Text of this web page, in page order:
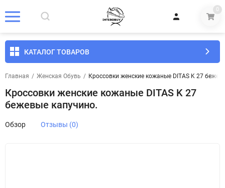
0
КАТАЛОГ ТОВАРОВ
Главная / Женская Обувь / Кроссовки женские кожаные DITAS K 27
Кроссовки женские кожаные DITAS K 27
бежевые капучино.
Обзор Отзывы (0)